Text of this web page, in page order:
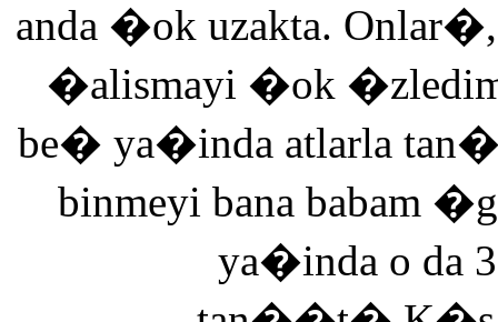
anda �ok uzakta.
�alismayi �ok
be� ya�inda atlarla
binmeyi bana babam
ya�inda o da